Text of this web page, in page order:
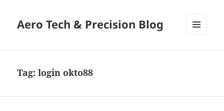
Aero Tech & Precision Blog
Tag:login okto88